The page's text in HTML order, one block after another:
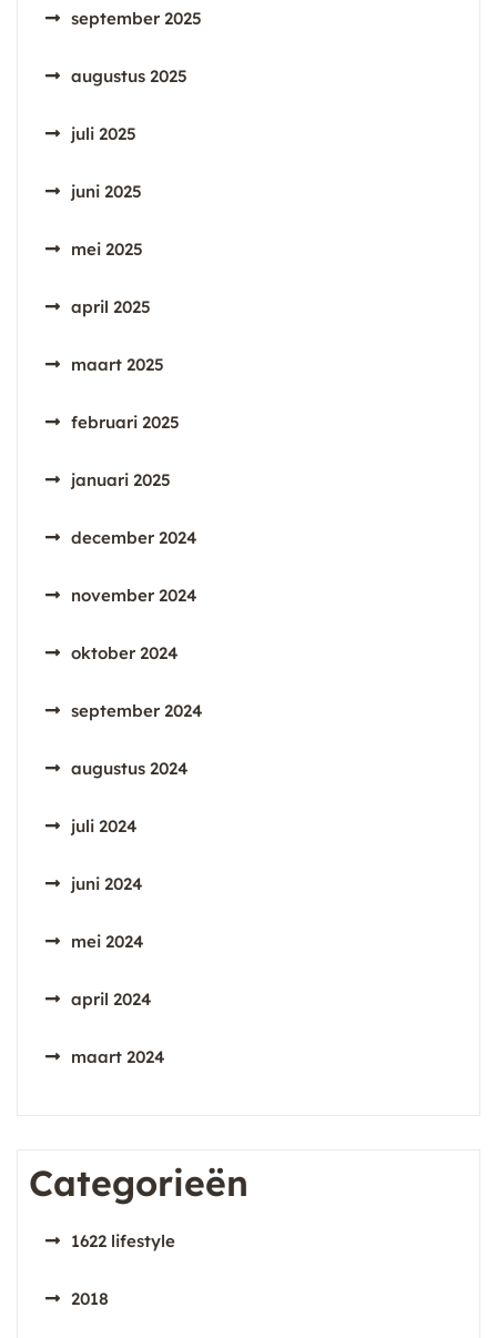
september 2025
augustus 2025
juli 2025
juni 2025
mei 2025
april 2025
maart 2025
februari 2025
januari 2025
december 2024
november 2024
oktober 2024
september 2024
augustus 2024
juli 2024
juni 2024
mei 2024
april 2024
maart 2024
Categorieën
1622 lifestyle
2018